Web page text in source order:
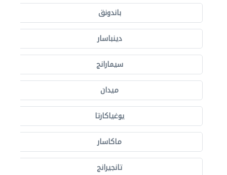
باندونق
دينباسار
سيمارانج
ميدان
يوغياكارتا
ماكاسار
تانجيرانج